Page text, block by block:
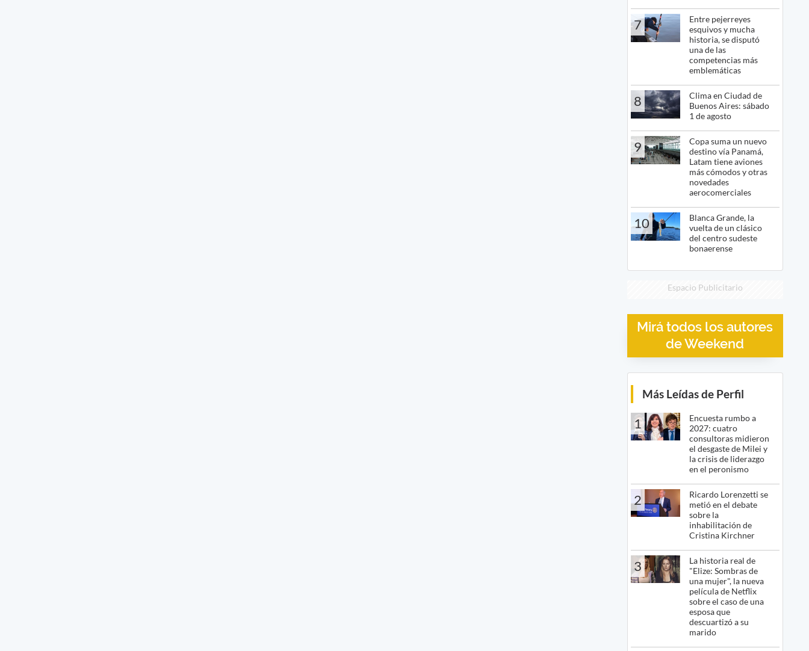
7
Entre pejerreyes
esquivos y mucha
historia, se disputó
una de las
competencias más
emblemáticas
8
Clima en Ciudad de
Buenos Aires: sábado
1 de agosto
9
Copa suma un nuevo
destino vía Panamá,
Latam tiene aviones
más cómodos y otras
novedades
aerocomerciales
10
Blanca Grande, la
vuelta de un clásico
del centro sudeste
bonaerense
Espacio Publicitario
Mirá todos los autores
de Weekend
Más Leídas de Perfil
1
Encuesta rumbo a
2027: cuatro
consultoras midieron
el desgaste de Milei y
la crisis de liderazgo
en el peronismo
2
Ricardo Lorenzetti se
metió en el debate
sobre la
inhabilitación de
Cristina Kirchner
3
La historia real de
"Elize: Sombras de
una mujer", la nueva
película de Netflix
sobre el caso de una
esposa que
descuartizó a su
marido